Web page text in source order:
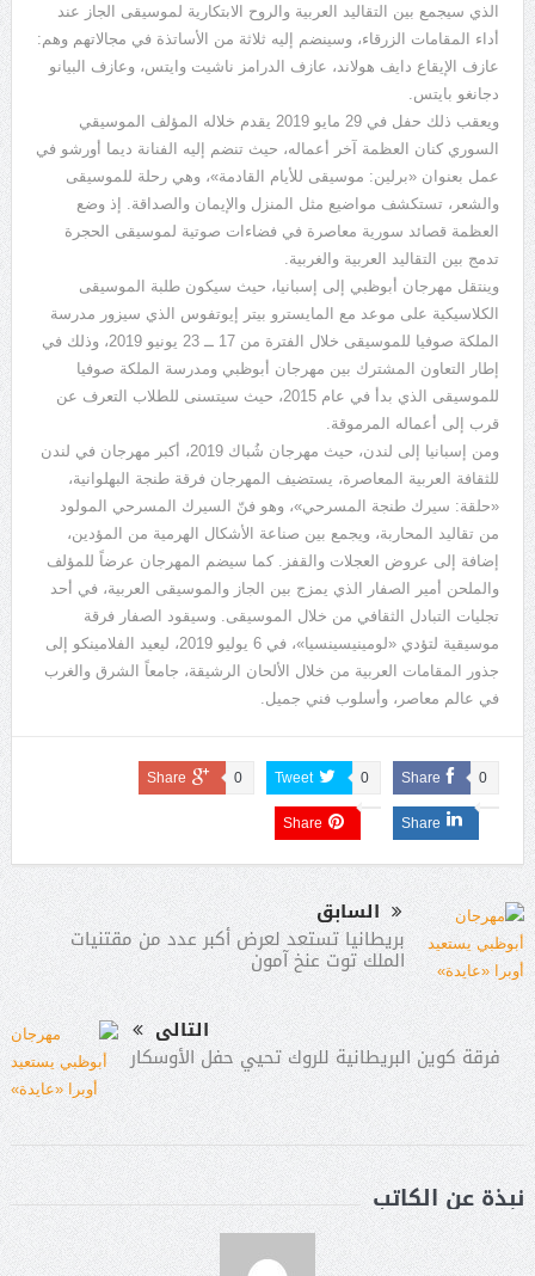
الذي سيجمع بين التقاليد العربية والروح الابتكارية لموسيقى الجاز عند
أداء المقامات الزرقاء، وسينضم إليه ثلاثة من الأساتذة في مجالاتهم وهم:
عازف الإيقاع دايف هولاند، عازف الدرامز ناشيت وايتس، وعازف البيانو
دجانغو بايتس.
ويعقب ذلك حفل في 29 مايو 2019 يقدم خلاله المؤلف الموسيقي
السوري كنان العظمة آخر أعماله، حيث تنضم إليه الفنانة ديما أورشو في
عمل بعنوان «برلين: موسيقى للأيام القادمة»، وهي رحلة للموسيقى
والشعر، تستكشف مواضيع مثل المنزل والإيمان والصداقة. إذ وضع
العظمة قصائد سورية معاصرة في فضاءات صوتية لموسيقى الحجرة
تدمج بين التقاليد العربية والغربية.
وينتقل مهرجان أبوظبي إلى إسبانيا، حيث سيكون طلبة الموسيقى
الكلاسيكية على موعد مع المايسترو بيتر إيوتفوس الذي سيزور مدرسة
الملكة صوفيا للموسيقى خلال الفترة من 17 ــ 23 يونيو 2019، وذلك في
إطار التعاون المشترك بين مهرجان أبوظبي ومدرسة الملكة صوفيا
للموسيقى الذي بدأ في عام 2015، حيث سيتسنى للطلاب التعرف عن
قرب إلى أعماله المرموقة.
ومن إسبانيا إلى لندن، حيث مهرجان شُباك 2019، أكبر مهرجان في لندن
للثقافة العربية المعاصرة، يستضيف المهرجان فرقة طنجة البهلوانية،
«حلقة: سيرك طنجة المسرحي»، وهو فنّ السيرك المسرحي المولود
من تقاليد المحاربة، ويجمع بين صناعة الأشكال الهرمية من المؤدين،
إضافة إلى عروض العجلات والقفز. كما سيضم المهرجان عرضاً للمؤلف
والملحن أمير الصفار الذي يمزج بين الجاز والموسيقى العربية، في أحد
تجليات التبادل الثقافي من خلال الموسيقى. وسيقود الصفار فرقة
موسيقية لتؤدي «لومينيسينسيا»، في 6 يوليو 2019، ليعيد الفلامينكو إلى
جذور المقامات العربية من خلال الألحان الرشيقة، جامعاً الشرق والغرب
في عالم معاصر، وأسلوب فني جميل.
Share 0
Tweet 0
Share 0
Share
Share
السابق
بريطانيا تستعد لعرض أكبر عدد من مقتنيات
الملك توت عنخ آمون
التالى
فرقة كوين البريطانية للروك تحيي حفل الأوسكار
نبذة عن الكاتب